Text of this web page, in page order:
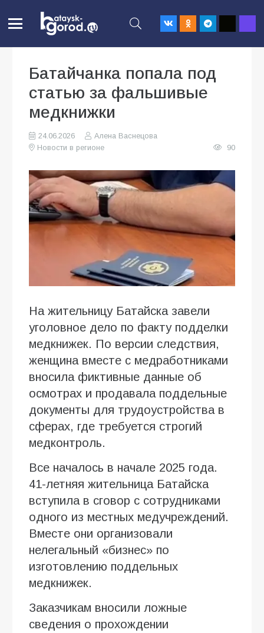
Батайчанка попала под
статью за фальшивые
медкнижки
24.06.2026
Алена Васнецова
Новости в регионе
90
На жительницу Батайска завели
уголовное дело по факту подделки
медкнижек. По версии следствия,
женщина вместе с медработниками
вносила фиктивные данные об
осмотрах и продавала поддельные
документы для трудоустройства в
сферах, где требуется строгий
медконтроль.
Все началось в начале 2025 года.
41-летняя жительница Батайска
вступила в сговор с сотрудниками
одного из местных медучреждений.
Вместе они организовали
нелегальный «бизнес» по
изготовлению поддельных
медкнижек.
Заказчикам вносили ложные
сведения о прохождении